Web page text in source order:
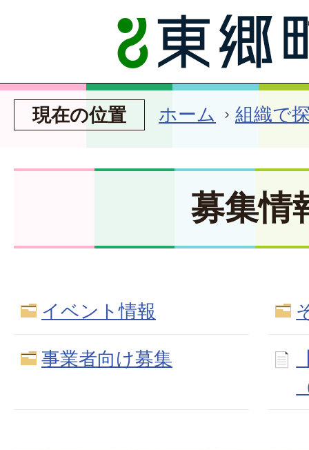
現在の位置 ホーム 組織で
募集情
イベント情報
事業者向け募集